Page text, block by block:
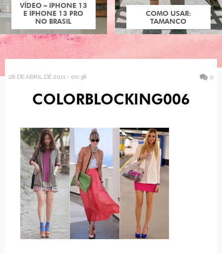
VÍDEO – IPHONE 13
E IPHONE 13 PRO
NO BRASIL
COMO USAR:
TAMANCO
28 DE ABRIL DE 2011 - 00:38 0
COLORBLOCKING006